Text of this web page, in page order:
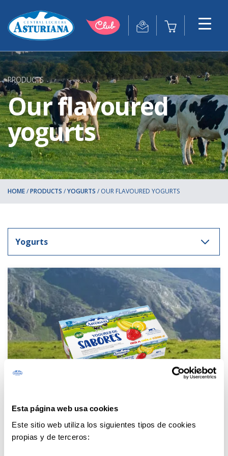
Esta página web usa cookies
Este sitio web utiliza los siguientes tipos de cookies
propias y de terceros:
PRODUCTS
Our flavoured
yogurts
HOME/PRODUCTS /YOGURTS / OUR FLAVOURED YOGURTS
Flavoured Yogurts Pack: Strawberry, Lemon
& Banana